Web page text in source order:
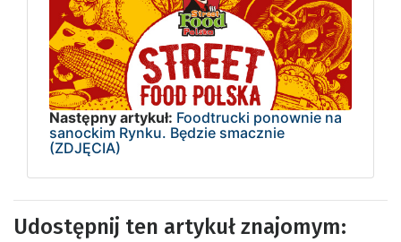
Następny artykuł: Foodtrucki ponownie na
sanockim Rynku. Będzie smacznie
(ZDJĘCIA)
Udostępnij ten artykuł znajomym: